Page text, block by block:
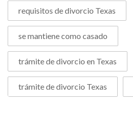
requisitos de divorcio Texas
se mantiene como casado
trámite de divorcio en Texas
trámite de divorcio Texas